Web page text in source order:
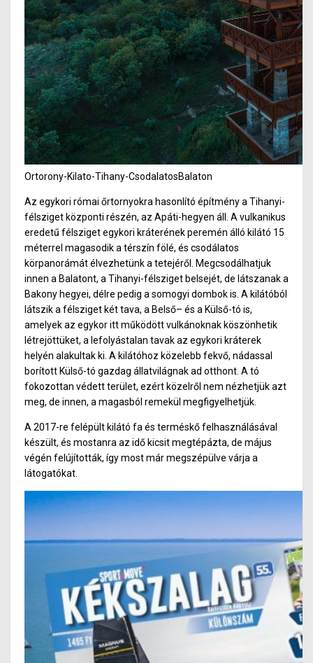
Ortorony-Kilato-Tihany-CsodalatosBalaton
Az egykori római őrtornyokra hasonlító építmény a Tihanyi-
félsziget központi részén, az Apáti-hegyen áll. A vulkanikus
eredetű félsziget egykori kráterének peremén álló kilátó 15
méterrel magasodik a térszín fölé, és csodálatos
körpanorámát élvezhetünk a tetejéről. Megcsodálhatjuk
innen a Balatont, a Tihanyi-félsziget belsejét, de látszanak a
Bakony hegyei, délre pedig a somogyi dombok is. A kilátóból
látszik a félsziget két tava, a Belső– és a Külső-tó is,
amelyek az egykor itt működött vulkánoknak köszönhetik
létrejöttüket, a lefolyástalan tavak az egykori kráterek
helyén alakultak ki. A kilátóhoz közelebb fekvő, nádassal
borított Külső-tó gazdag állatvilágnak ad otthont. A tó
fokozottan védett terület, ezért közelről nem nézhetjük azt
meg, de innen, a magasból remekül megfigyelhetjük.
A 2017-re felépült kilátó fa és terméskő felhasználásával
készült, és mostanra az idő kicsit megtépázta, de május
végén felújították, így most már megszépülve várja a
látogatókat.